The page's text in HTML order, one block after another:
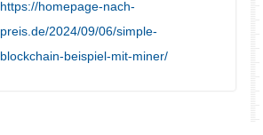
https://homepage-nach-
preis.de/2024/09/06/simple-
blockchain-beispiel-mit-miner/